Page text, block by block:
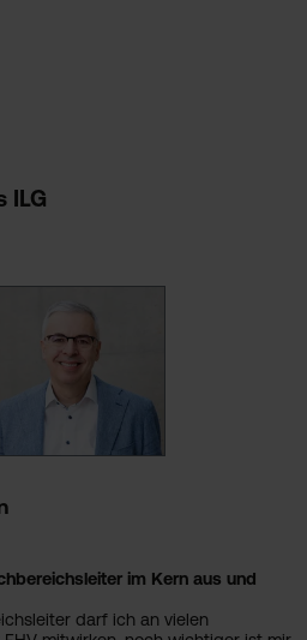
ILG
im Kern aus und
darf ich an vielen